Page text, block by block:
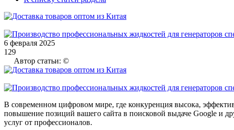
6 февраля 2025
129
Автор статьи: ©
В современном цифровом мире, где конкуренция высока,
повышение позиций вашего сайта в поисковой выдаче Google и
услуг от профессионалов.